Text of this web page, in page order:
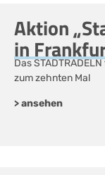
Aktion
in
Das
zum zehnten Mal
> ansehen